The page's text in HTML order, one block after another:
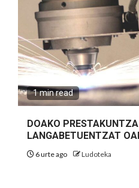
1 min read
DOAKO
LANGABETUENTZAT
6 urte ago Ludoteka